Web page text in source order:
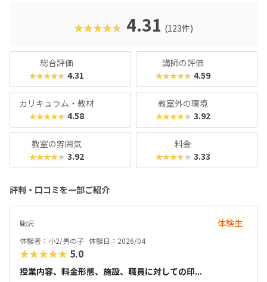
さまにおすすめです。理科実験教室といえば「理系」「男の
子」のイメージが強いですが、直営教室では男女半々〜女の
らず、子どもの好奇心の芽を養い、身近なテーマを通して思
考力を育めるスクールと言えるでしょう。
★★★★★ 4.31 (123件)
総合評価
★★★★★ 4.31
講師の評価
★★★★★ 4.59
カリキュラム・教材
★★★★★ 4.58
教室外の環境
★★★★★ 3.92
教室の雰囲気
★★★★★ 3.92
料金
★★★★★ 3.33
評判・口コミを一部ご紹介
駒沢 体験生
体験者：小2/男の子 体験日：2026/04
★★★★★ 5.0
授業内容、料金形態、施設、職員に対しての印...